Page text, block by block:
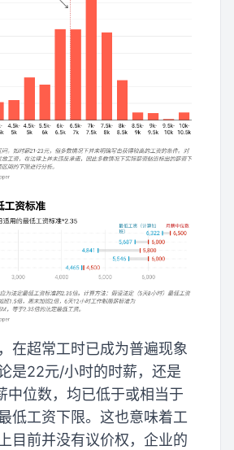
在超常工时已成为普遍现象
是22元/小时的时薪，还是
中位数，均已低于或相当于
低工资下限。这也意味着工
目前并没有议价权，企业的